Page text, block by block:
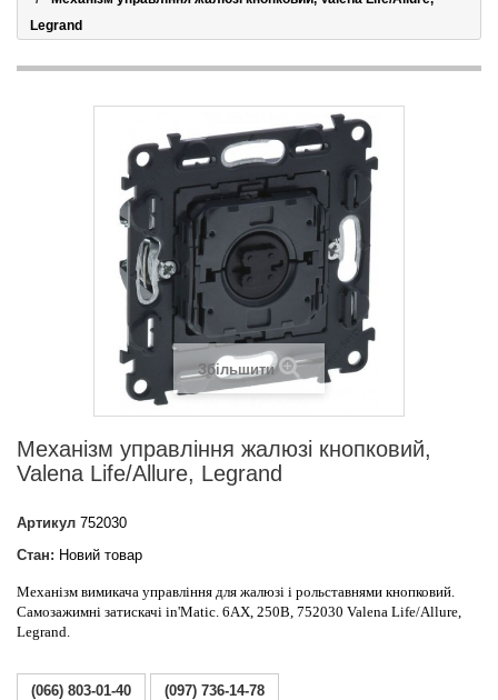
Legrand
Збільшити
Механізм управління жалюзі кнопковий,
Valena Life/Allure, Legrand
Артикул 752030
Стан: Новий товар
Механізм вимикача управління для жалюзі і рольставнями кнопковий.
Самозажимні затискачі in'Matic. 6АХ, 250В, 752030 Valena Life/Allure,
Legrand.
(066) 803-01-40 (097) 736-14-78